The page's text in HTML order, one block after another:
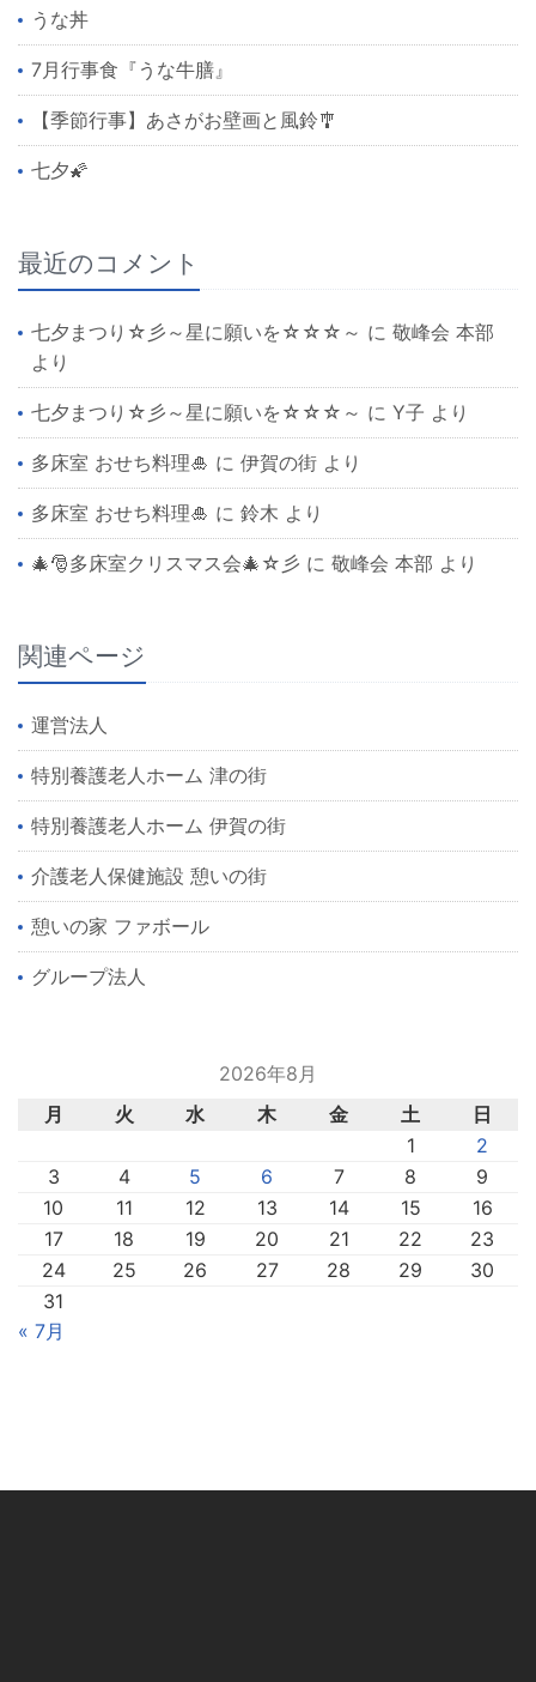
うな丼
7月行事食『うな牛膳』
【季節行事】あさがお壁画と風鈴🎐
七夕🌠
最近のコメント
七夕まつり☆彡～星に願いを☆☆☆～ に敬峰会 本部
より
七夕まつり☆彡～星に願いを☆☆☆～ にY子 より
多床室 おせち料理🎍 に伊賀の街 より
多床室 おせち料理🎍 に鈴木 より
🎄🎅多床室クリスマス会🎄☆彡 に敬峰会 本部 より
関連ページ
運営法人
特別養護老人ホーム 津の街
特別養護老人ホーム 伊賀の街
介護老人保健施設 憩いの街
憩いの家 ファボール
グループ法人
2026年8月
月
火 水 木 金 土
日
1
2
3
4 5 6 7 8
9
10
11 12 13 14 15
16
17
18 19 20 21 22
23
24
25 26 27 28 29
30
31
« 7月